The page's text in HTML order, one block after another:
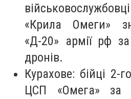
«Крила Омеги»
«Д-20» армії рф
дронів.
Курахове: бійці 2-
ЦСП «Омега» за